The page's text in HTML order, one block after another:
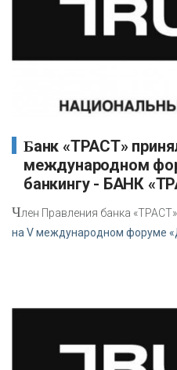
Банк «ТРАСТ» принял участие в
международном
банкингу - БАНК
Член Правления банка
на V международном форуме